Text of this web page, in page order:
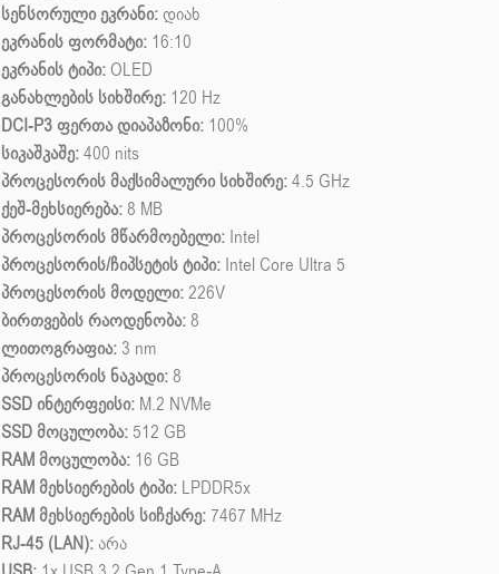
სენსორული ეკრანი: დიახ
ეკრანის ფორმატი: 16:10
ეკრანის ტიპი: OLED
განახლების სიხშირე: 120 Hz
DCI-P3 ფერთა დიაპაზონი: 100%
სიკაშკაშე:400 nits
პროცესორის მაქსიმალური სიხშირე:4.5 GHz
ქეშ-მეხსიერება:8 MB
პროცესორის მწარმოებელი: Intel
პროცესორის/ჩიპსეტის ტიპი: Intel Core Ultra 5
პროცესორის მოდელი:226V
ბირთვების რაოდენობა:8
ლითოგრაფია: 3 nm
პროცესორის ნაკადი:8
SSD ინტერფეისი: M.2 NVMe
SSD მოცულობა: 512 GB
RAM მოცულობა: 16 GB
RAM მეხსიერების ტიპი: LPDDR5x
RAM მეხსიერების სიჩქარე: 7467 MHz
RJ-45 (LAN):არა